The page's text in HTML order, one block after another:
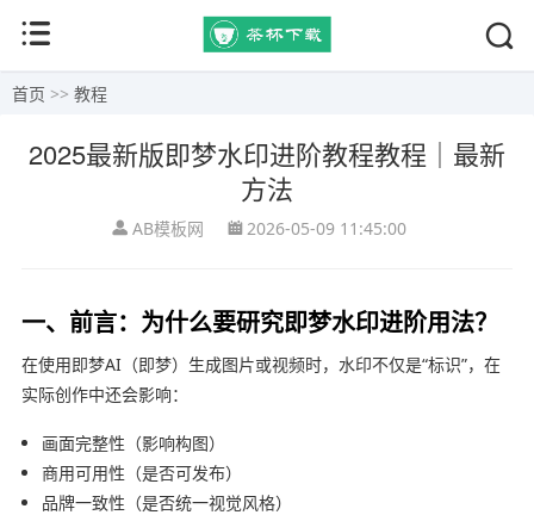
首页 >> 教程
2025最新版即梦水印进阶教程教程｜最新
方法
AB模板网 2026-05-09 11:45:00
一、前言：为什么要研究即梦水印进阶用法？
在使用即梦AI（即梦）生成图片或视频时，水印不仅是“标识”，在
实际创作中还会影响：
画面完整性（影响构图）
商用可用性（是否可发布）
品牌一致性（是否统一视觉风格）